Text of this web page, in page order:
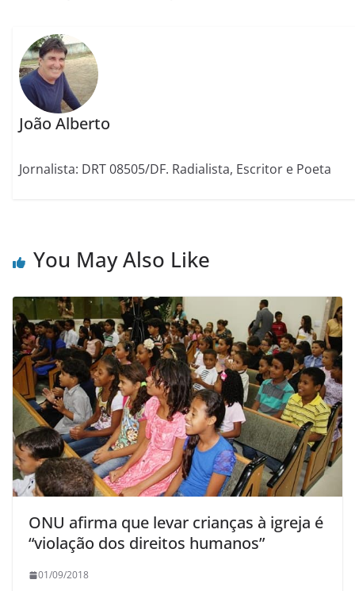
João Alberto
Jornalista: DRT 08505/DF. Radialista, Escritor e Poeta
You May Also Like
ONU afirma que levar crianças à igreja é
“violação dos direitos humanos”
01/09/2018